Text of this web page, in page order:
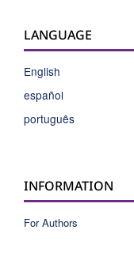
LANGUAGE
English
español
português
INFORMATION
For Authors